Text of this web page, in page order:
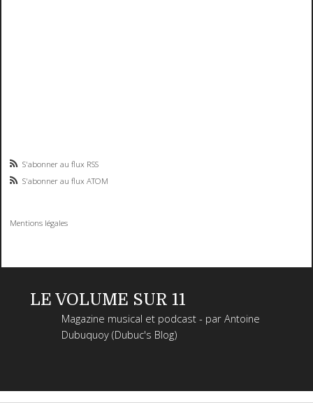
S'abonner au flux RSS
S'abonner au flux ATOM
Mentions légales
LE VOLUME SUR 11
Magazine musical et podcast - par Antoine
Dubuquoy (Dubuc's Blog)